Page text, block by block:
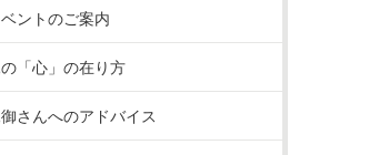
ントのご案内
「心」の在り方
さんへのアドバイス